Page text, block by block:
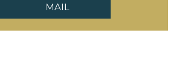
MAIL